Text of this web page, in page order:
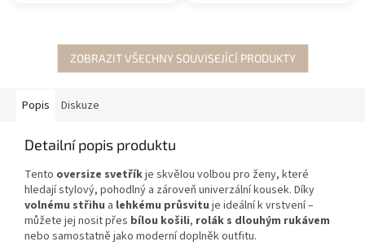
ZOBRAZIT VŠECHNY SOUVISEJÍCÍ PRODUKTY
Popis Diskuze
Detailní popis produktu
Tento oversize svetříkje skvělou volbou pro ženy, které
hledají stylový, pohodlný a zároveň univerzální kousek. Díky
volnému střihu a lehkému průsvitu je ideální k vrstvení –
můžete jej nosit přes bílou košili, rolák s dlouhým rukávem
nebo samostatně jako moderní doplněk outfitu.